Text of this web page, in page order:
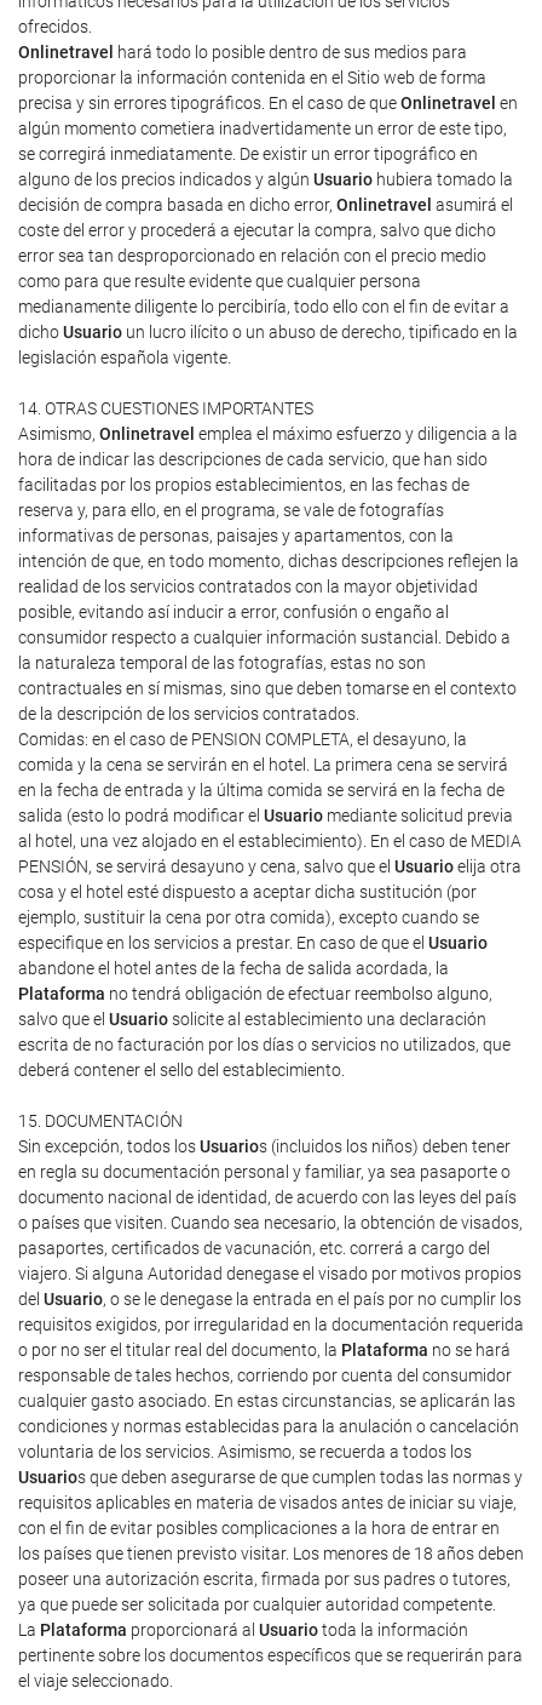
ofrecidos.
Onlinetravel
hará todo lo posible dentro de sus medios para
proporcionar la información contenida en el Sitio web de forma
precisa y sin errores tipográficos. En el caso de queOnlinetravel en
algún momento cometiera inadvertidamente un error de este tipo,
se corregirá inmediatamente. De existir un error tipográfico en
alguno de los precios indicados y algún Usuario hubiera tomado la
decisión de compra basada en dicho error, Onlinetravel asumirá el
coste del error y procederá a ejecutar la compra, salvo que dicho
error sea tan desproporcionado en relación con el precio medio
como para que resulte evidente que cualquier persona
medianamente diligente lo percibiría, todo ello con el fin de evitar a
dichoUsuario un lucro ilícito o un abuso de derecho, tipificado en la
legislación española vigente.
14. OTRAS CUESTIONES IMPORTANTES
Asimismo, Onlinetravel emplea el máximo esfuerzo y diligencia a la
hora de indicar las descripciones de cada servicio, que han sido
facilitadas por los propios establecimientos, en las fechas de
reserva y, para ello, en el programa, se vale de fotografías
informativas de personas, paisajes y apartamentos, con la
intención de que, en todo momento, dichas descripciones reflejen la
realidad de los servicios contratados con la mayor objetividad
posible, evitando así inducir a error, confusión o engaño al
consumidor respecto a cualquier información sustancial. Debido a
la naturaleza temporal de las fotografías, estas no son
contractuales en sí mismas, sino que deben tomarse en el contexto
de la descripción de los servicios contratados.
Comidas: en el caso de PENSION COMPLETA, el desayuno, la
comida y la cena se servirán en el hotel. La primera cena se servirá
en la fecha de entrada y la última comida se servirá en la fecha de
salida (esto lo podrá modificar el Usuario mediante solicitud previa
al hotel, una vez alojado en el establecimiento). En el caso de MEDIA
PENSIÓN, se servirá desayuno y cena, salvo que el Usuarioelija otra
cosa y el hotel esté dispuesto a aceptar dicha sustitución (por
ejemplo, sustituir la cena por otra comida), excepto cuando se
especifique en los servicios a prestar. En caso de que el Usuario
abandone el hotel antes de la fecha de salida acordada, la
Plataforma no tendrá obligación de efectuar reembolso alguno,
salvo que el Usuariosolicite al establecimiento una declaración
escrita de no facturación por los días o servicios no utilizados, que
deberá contener el sello del establecimiento.
15. DOCUMENTACIÓN
Sin excepción, todos losUsuarios (incluidos los niños) deben tener
en regla su documentación personal y familiar, ya sea pasaporte o
documento nacional de identidad, de acuerdo con las leyes del país
o países que visiten. Cuando sea necesario, la obtención de visados,
pasaportes, certificados de vacunación, etc. correrá a cargo del
viajero. Si alguna Autoridad denegase el visado por motivos propios
del Usuario, o se le denegase la entrada en el país por no cumplir los
requisitos exigidos, por irregularidad en la documentación requerida
o por no ser el titular real del documento, la Plataforma no se hará
responsable de tales hechos, corriendo por cuenta del consumidor
cualquier gasto asociado. En estas circunstancias, se aplicarán las
condiciones y normas establecidas para la anulación o cancelación
voluntaria de los servicios. Asimismo, se recuerda a todos los
Usuarios que deben asegurarse de que cumplen todas las normas y
requisitos aplicables en materia de visados antes de iniciar su viaje,
con el fin de evitar posibles complicaciones a la hora de entrar en
los países que tienen previsto visitar. Los menores de 18 años deben
poseer una autorización escrita, firmada por sus padres o tutores,
ya que puede ser solicitada por cualquier autoridad competente.
La Plataforma proporcionará al Usuariotoda la información
pertinente sobre los documentos específicos que se requerirán para
el viaje seleccionado.